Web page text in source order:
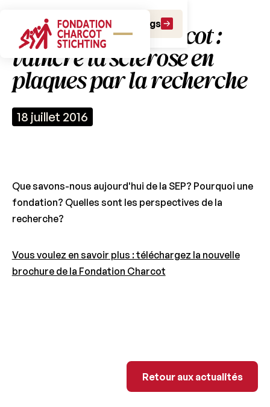
Faire un don Faire un legs
La Fondation Charcot :
vaincre la sclérose en
plaques par la recherche
18 juillet 2016
Que savons-nous aujourd'hui de la SEP? Pourquoi une
fondation? Quelles sont les perspectives de la
recherche?
Vous voulez en savoir plus : téléchargez la nouvelle
brochure de la Fondation Charcot
Retour aux
Retour aux actualités